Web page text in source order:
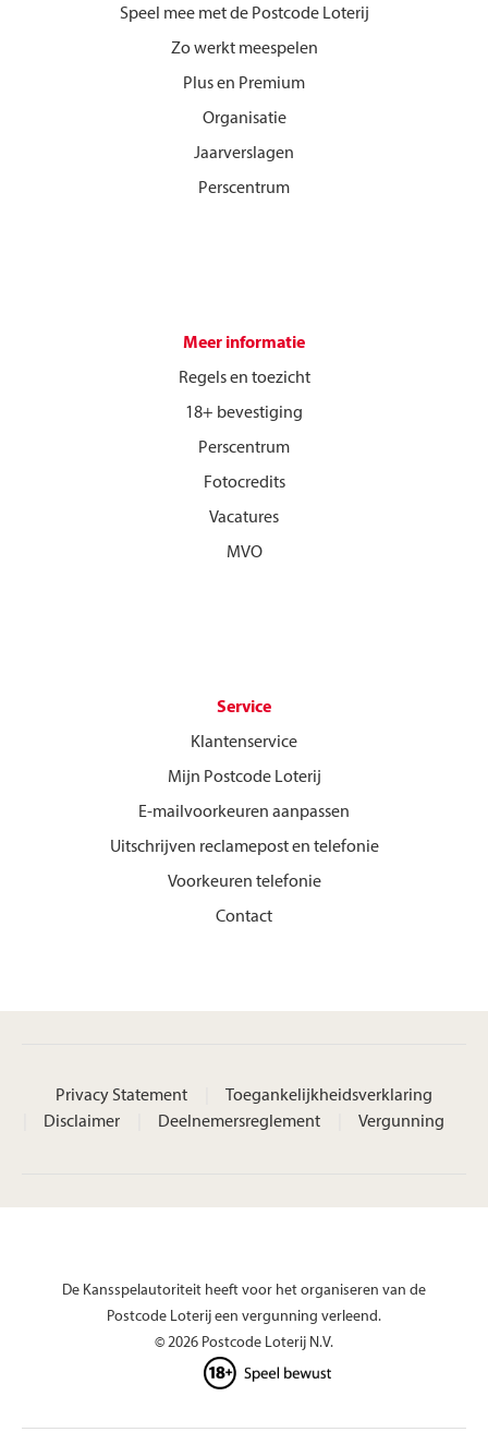
Speel mee met de Postcode Loterij
Zo werkt meespelen
Plus en Premium
Organisatie
Jaarverslagen
Perscentrum
Meer informatie
Regels en toezicht
18+ bevestiging
Perscentrum
Fotocredits
Vacatures
MVO
Service
Klantenservice
Mijn Postcode Loterij
E-mailvoorkeuren aanpassen
Uitschrijven reclamepost en telefonie
Voorkeuren telefonie
Contact
Privacy Statement
Toegankelijkheidsverklaring
Disclaimer
Deelnemersreglement Vergunning
De Kansspelautoriteit heeft voor het organiseren van de
Postcode Loterij een vergunning verleend.
© 2026 Postcode Loterij N.V.